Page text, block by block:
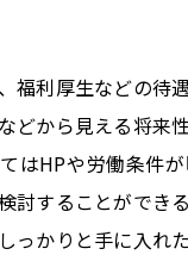
福利厚生などの待
どから見える将来性
はHPや労働条件
討することができる
っかりと手に入れ